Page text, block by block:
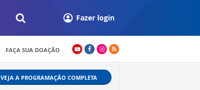
Fazer login
FAÇA SUA DOAÇÃO
VEJA A PROGRAMAÇÃO COMPLETA